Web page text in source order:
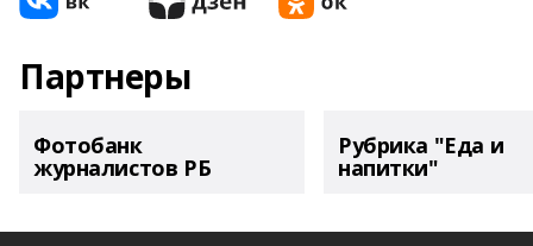
Партнеры
Фотобанк
журналистов РБ
Рубрика "Еда и
напитки"